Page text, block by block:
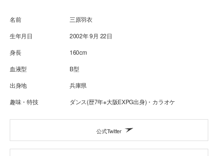
名前
三原羽衣
生年月日
2002年 9月 22日
身長
160cm
血液型
B型
出身地
兵庫県
趣味・特技
ダンス(歴7年※大阪EXPG出身)・カラオケ
公式Twitter